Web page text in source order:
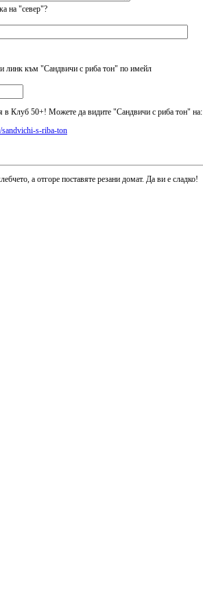
на "север"?
линк към "Сандвичи с риба тон" по имейл
в Клуб 50+! Можете да видите "Сандвичи с риба тон" на:
sandvichi-s-riba-ton
а отгоре поставяте резани домат. Да ви е сладко!